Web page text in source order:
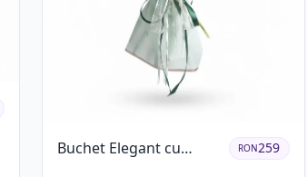
Buchet Elegant cu
RON259